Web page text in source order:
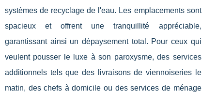
systèmes de recyclage de l'eau. Les emplacements sont
spacieux et offrent une tranquillité appréciable,
garantissant ainsi un dépaysement total. Pour ceux qui
veulent pousser le luxe à son paroxysme, des services
additionnels tels que des livraisons de viennoiseries le
matin, des chefs à domicile ou des services de ménage